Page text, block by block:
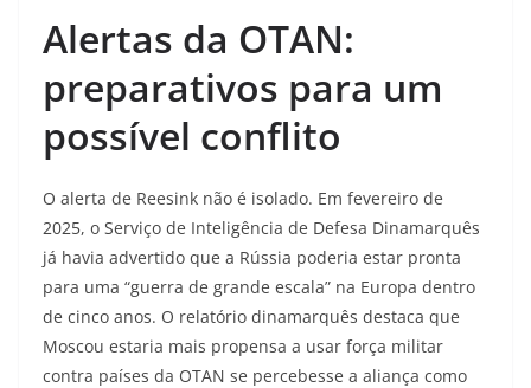
Alertas da OTAN:
preparativos para um
possível conflito
O alerta de Reesink não é isolado. Em fevereiro de
2025, o Serviço de Inteligência de Defesa Dinamarquês
já havia advertido que a Rússia poderia estar pronta
para uma “guerra de grande escala” na Europa dentro
de cinco anos. O relatório dinamarquês destaca que
Moscou estaria mais propensa a usar força militar
contra países da OTAN se percebesse a aliança como